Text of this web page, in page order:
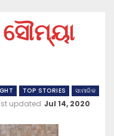
TOP STORIES ସାମାଜିକ
updated Jul 14, 2020